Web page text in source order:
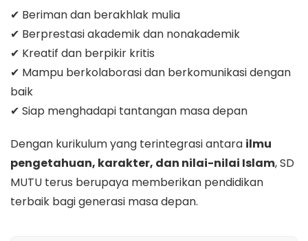
✔ Beriman dan berakhlak mulia
✔ Berprestasi akademik dan nonakademik
✔ Kreatif dan berpikir kritis
✔ Mampu berkolaborasi dan berkomunikasi dengan
baik
✔ Siap menghadapi tantangan masa depan
Dengan kurikulum yang terintegrasi antara ilmu
pengetahuan, karakter, dan nilai-nilai Islam, SD
MUTU terus berupaya memberikan pendidikan
terbaik bagi generasi masa depan.